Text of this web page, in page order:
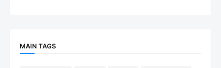
MAIN TAGS